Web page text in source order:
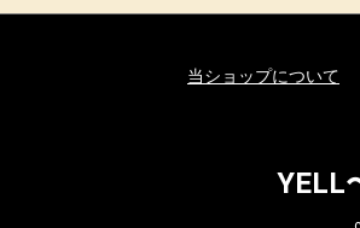
当ショップについて
YELL